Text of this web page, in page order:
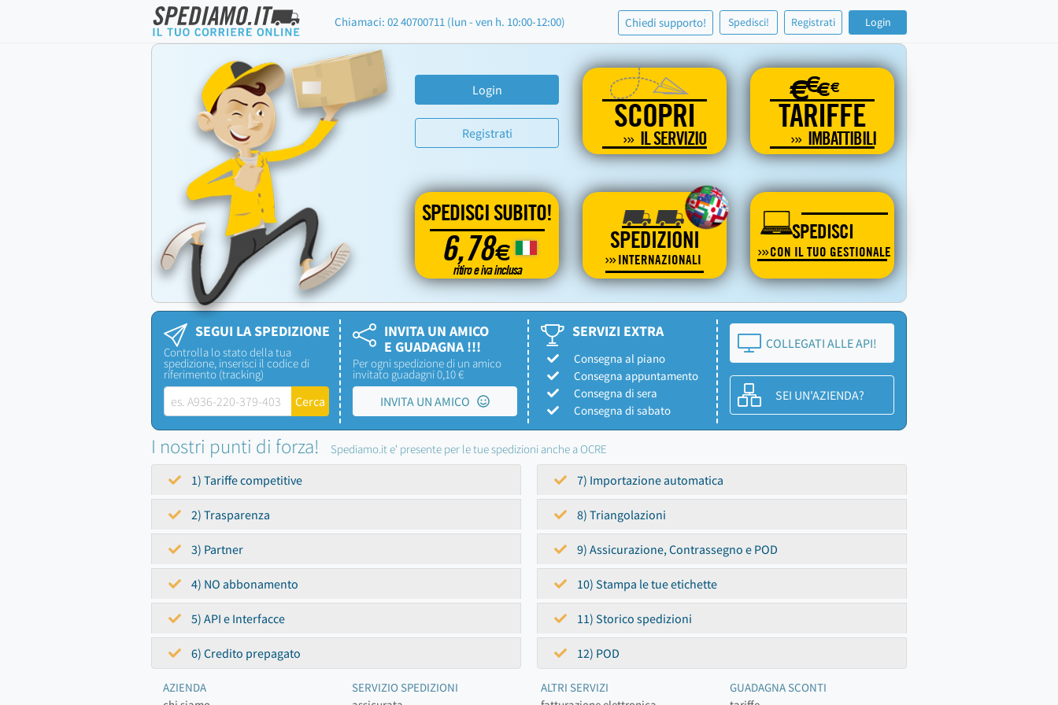
Chiamaci: 02 40700711 (lun - ven h. 10:00-12:00) Chiedi supporto! Spedisci! Registrati Login
Login
Registrati SCOPRI
IL SERVIZIO
€€€€
TARIFFE
IMBATTIBILI
SPEDISCI SUBITO!
6,78€
ritiro e iva inclusa
SPEDIZIONI
INTERNAZIONALI
SPEDISCI
CON IL TUO GESTIONALE
SEGUI LA SPEDIZIONE
Controlla lo stato della tua
spedizione, inserisci il codice di
riferimento (tracking)
INVITA UN AMICO
E GUADAGNA !!!
Per ogni spedizione di un amico
invitato guadagni 0,10 €
INVITA UN AMICO
SERVIZI EXTRA
Consegna al piano
Consegna appuntamento
Consegna di sera
Consegna di sabato
COLLEGATI ALLE API!
SEI UN'AZIENDA?
I nostri punti di forza! Spediamo.it e' presente per le tue spedizioni anche a OCRE
1) Tariffe competitive
2) Trasparenza
3) Partner
4) NO abbonamento
5) API e Interfacce
6) Credito prepagato
7) Importazione automatica
8) Triangolazioni
9) Assicurazione, Contrassegno e POD
10) Stampa le tue etichette
11) Storico spedizioni
12) POD
AZIENDA
SERVIZIO SPEDIZIONI
ALTRI SERVIZI
GUADAGNA SCONTI